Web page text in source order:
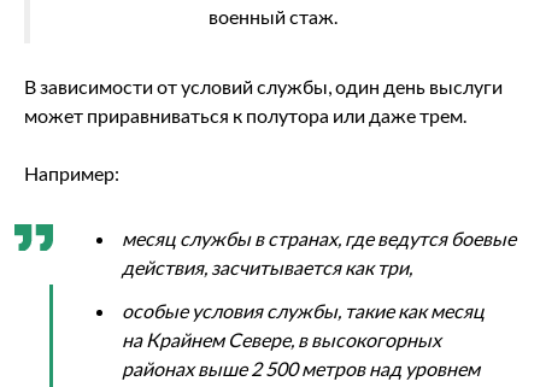
военный стаж.
В зависимости от условий службы, один день выслуги
может приравниваться к полутора или даже трем.
Например:
месяц службы в странах, где ведутся боевые
действия, засчитывается как три,
особые условия службы, такие как месяц
на Крайнем Севере, в высокогорных
районах выше 2 500 метров над уровнем